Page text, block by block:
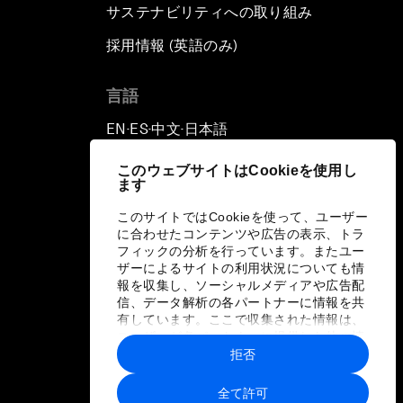
このウェブサイトはCookieを使用し
ます
このサイトではCookieを使って、ユーザー
に合わせたコンテンツや広告の表示、トラ
フィックの分析を行っています。またユー
ザーによるサイトの利用状況についても情
報を収集し、ソーシャルメディアや広告配
信、データ解析の各パートナーに情報を共
有しています。ここで収集された情報は、
ユーザーが各パートナーに提供した他の情
報や各パートナーのサービスを使用した際
に収集された情報と組み合わされ、各パー
トナーによって使用されることがありま
全て許可
拒否
サステナビリティへの取り組み
採用情報 (英語のみ)
言語
EN ▪ ES▪中文▪ 日本語